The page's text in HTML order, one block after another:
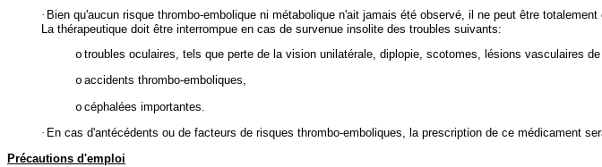
· Bien qu'aucun risque thrombo-embolique ni métabolique n'ait jamais été observé, il ne peut être totalement
La thérapeutique doit être interrompue en cas de survenue insolite des troubles suivants:
o troubles oculaires, tels que perte de la vision unilatérale, diplopie, scotomes, lésions vasculaires de
o accidents thrombo-emboliques,
o céphalées importantes.
· En cas d'antécédents ou de facteurs de risques thrombo-emboliques, la prescription de ce médicament
Précautions d'emploi